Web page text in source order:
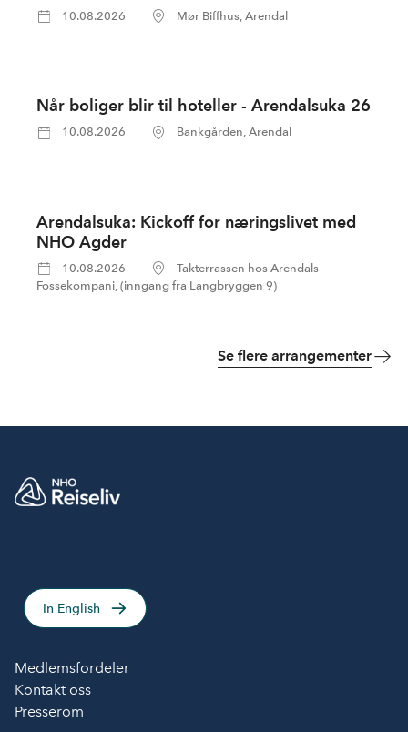
10.08.2026 Mør Biffhus, Arendal
Når boliger blir til hoteller - Arendalsuka 26
10.08.2026 Bankgården, Arendal
Arendalsuka: Kickoff for næringslivet med
NHO Agder
10.08.2026
Takterrassen hos Arendals
Fossekompani, (inngang fra Langbryggen 9)
Se flere arrangementer
In English
Medlemsfordeler
Kontakt oss
Presserom